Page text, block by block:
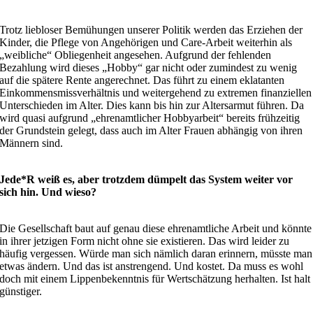
Trotz liebloser Bemühungen unserer Politik werden das Erziehen der
Kinder, die Pflege von Angehörigen und Care-Arbeit weiterhin als
„weibliche“ Obliegenheit angesehen. Aufgrund der fehlenden
Bezahlung wird dieses „Hobby“ gar nicht oder zumindest zu wenig
auf die spätere Rente angerechnet. Das führt zu einem eklatanten
Einkommensmissverhältnis und weitergehend zu extremen finanziellen
Unterschieden im Alter. Dies kann bis hin zur Altersarmut führen. Da
wird quasi aufgrund „ehrenamtlicher Hobbyarbeit“ bereits frühzeitig
der Grundstein gelegt, dass auch im Alter Frauen abhängig von ihren
Männern sind.
Jede*R weiß es, aber trotzdem dümpelt das System weiter vor
sich hin. Und wieso?
Die Gesellschaft baut auf genau diese ehrenamtliche Arbeit und könnte
in ihrer jetzigen Form nicht ohne sie existieren. Das wird leider zu
häufig vergessen. Würde man sich nämlich daran erinnern, müsste man
etwas ändern. Und das ist anstrengend. Und kostet. Da muss es wohl
doch mit einem Lippenbekenntnis für Wertschätzung herhalten. Ist halt
günstiger.